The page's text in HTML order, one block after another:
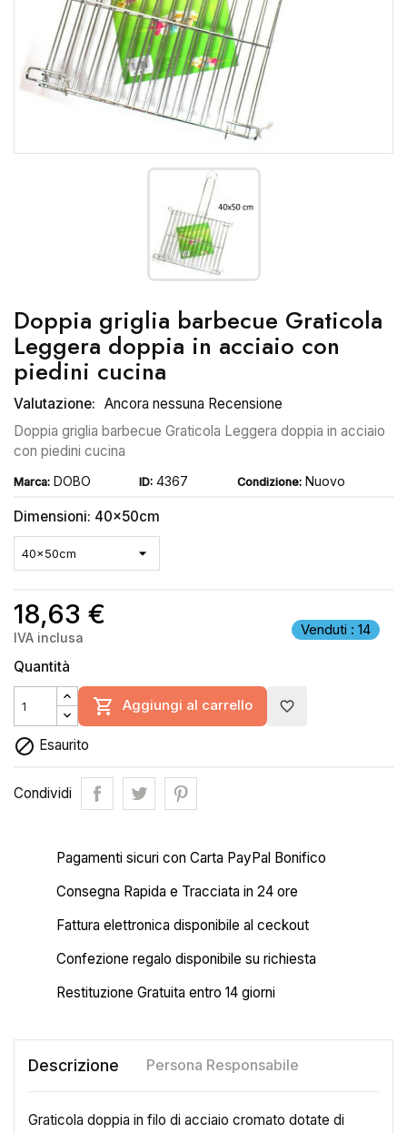
Doppia griglia barbecue Graticola
Leggera doppia in acciaio con
piedini cucina
Valutazione: Ancora nessuna Recensione
Doppia griglia barbecue Graticola Leggera doppia in acciaio
con piedini cucina
Marca: DOBO ID: 4367 Condizione: Nuovo
Dimensioni: 40x50cm
18,63 € Venduti : 14
IVA inclusa
Quantità
 Aggiungi al carrello favorite_border
 Esaurito
Condividi
Pagamenti sicuri con Carta PayPal Bonifico
Consegna Rapida e Tracciata in 24 ore
Fattura elettronica disponibile al ceckout
Confezione regalo disponibile su richiesta
Restituzione Gratuita entro 14 giorni
Descrizione Persona Responsabile
Graticola doppia in filo di acciaio cromato dotate di